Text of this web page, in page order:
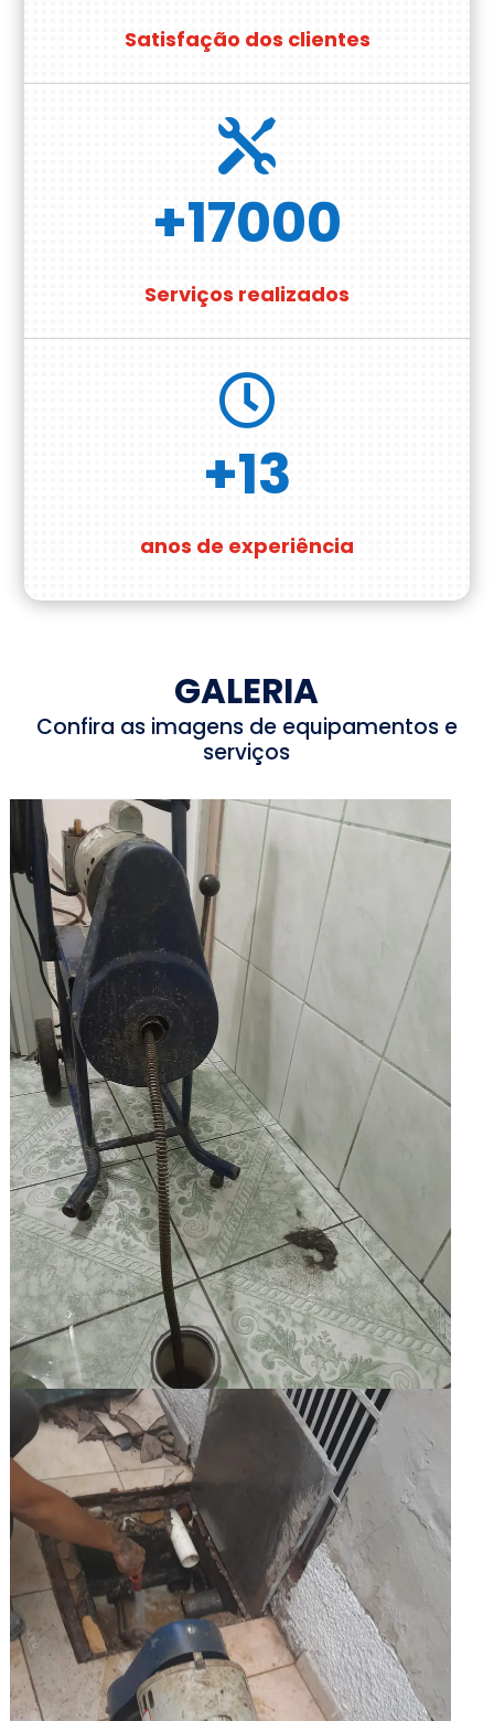
Satisfação dos clientes

+17000
Serviços realizados

+13
anos de experiência
GALERIA
Confira as imagens de equipamentos e
serviços